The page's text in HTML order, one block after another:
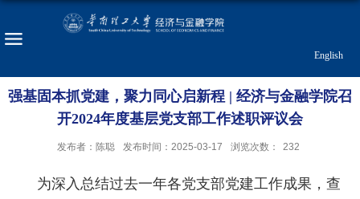
English
强基固本抓党建，聚力同心启新程 | 经济与金融学院召
开2024年度基层党支部工作述职评议会
发布者：陈聪 发布时间：2025-03-17 浏览次数： 232
为深入总结过去一年各党支部党建工作成果，查